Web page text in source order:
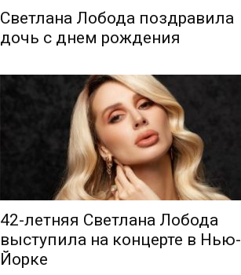
Светлана Лобода поздравила
дочь с днем рождения
42-летняя Светлана Лобода
выступила на концерте в Нью-
Йорке